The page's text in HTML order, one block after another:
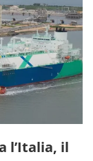
l’Italia, il